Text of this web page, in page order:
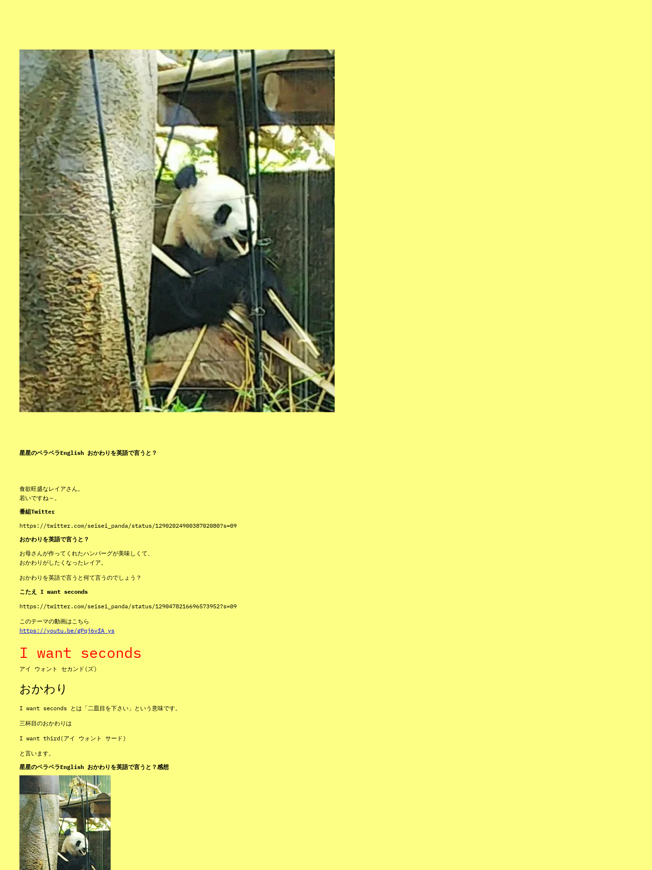
星星のベラベラEnglish おかわりを英語で言うと？
食欲旺盛なレイアさん。
若いですね～。
番組Twitter
https://twitter.com/seisei_panda/status/1290202490038702080?s=09
おかわりを英語で言うと？
お母さんが作ってくれたハンバーグが美味しくて、
おかわりがしたくなったレイア。
おかわりを英語で言うと何て言うのでしょう？
こたえ I want seconds
https://twitter.com/seisei_panda/status/1290478216696573952?s=09
このテーマの動画はこちら
https://youtu.be/gPqj6vfA_ys
I want seconds
アイ ウォント セカンド(ズ)
おかわり
I want seconds とは「二皿目を下さい」という意味です。
三杯目のおかわりは
I want third(アイ ウォント サード)
と言います。
星星のベラベラEnglish おかわりを英語で言うと？感想